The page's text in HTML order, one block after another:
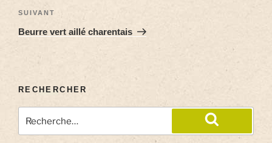
SUIVANT
Beurre vert aillé charentais
RECHERCHER